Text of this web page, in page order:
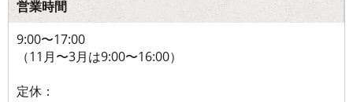
営業時間
9:00〜17:00
（11月〜3月は9:00〜16:00）
定休：